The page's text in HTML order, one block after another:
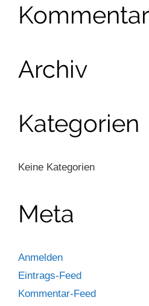
Archiv
Kategorien
Keine Kategorien
Meta
Anmelden
Eintrags-Feed
Kommentar-Feed